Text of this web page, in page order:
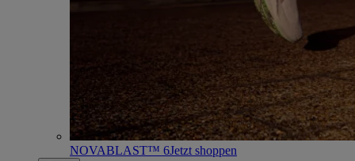
NOVABLAST™ 6Jetzt shoppen